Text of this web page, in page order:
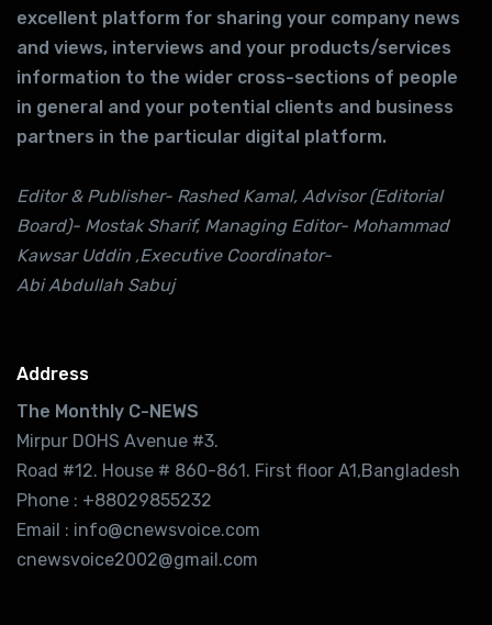
excellent platform for sharing your company news
and views, interviews and your products/services
information to the wider cross-sections of people
in general and your potential clients and business
partners in the particular digital platform.
Editor & Publisher- Rashed Kamal, Advisor (Editorial
Board)- Mostak Sharif, Managing Editor- Mohammad
Kawsar Uddin ,Executive Coordinator-
Abi Abdullah Sabuj
Address
The Monthly C-NEWS
Mirpur DOHS Avenue #3.
Road #12. House # 860-861. First floor A1,Bangladesh
Phone : +88029855232
Email : info@cnewsvoice.com
cnewsvoice2002@gmail.com